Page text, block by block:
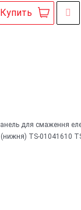
Купить